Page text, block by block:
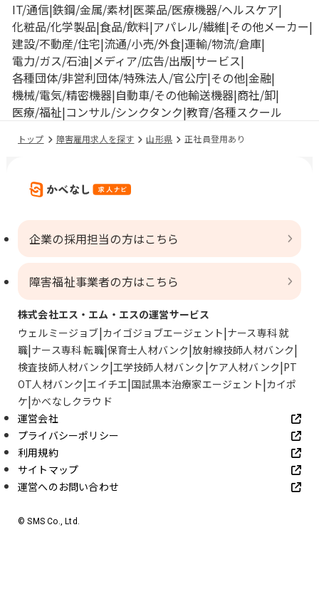
IT/通信 鉄鋼/金属/素材 医薬品/医療機器/ヘルスケア
化粧品/化学製品 食品/飲料 アパレル/繊維 その他メーカー
建設/不動産/住宅 流通/小売/外食 運輸/物流/倉庫
電力/ガス/石油 メディア/広告/出版 サービス
各種団体/非営利団体/特殊法人/官公庁 その他 金融
機械/電気/精密機器 自動車/その他輸送機器 商社/卸
医療/福祉 コンサル/シンクタンク 教育/各種スクール
トップ 障害雇用求人を探す 山形県 正社員登用あり
企業の採用担当の方はこちら
障害福祉事業者の方はこちら
株式会社エス・エム・エスの運営サービス
ウェルミージョブ カイゴジョブエージェント ナース専科 就
職 ナース専科 転職 保育士人材バンク 放射線技師人材バンク
検査技師人材バンク 工学技師人材バンク ケア人材バンク PT
OT人材バンク エイチエ 国試黒本治療家エージェント カイポ
ケ かべなしクラウド
運営会社
プライバシーポリシー
利用規約
サイトマップ
運営へのお問い合わせ
© SMS Co., Ltd.